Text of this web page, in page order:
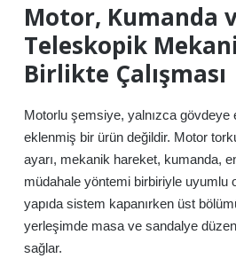
Motor, Kumanda
Teleskopik
Birlikte Çalışması
Motorlu şemsiye, yalnızca gövdeye
eklenmiş bir ürün değildir. Motor
ayarı, mekanik hareket, kumanda,
müdahale yöntemi birbiriyle uyumlu
yapıda sistem kapanırken üst
yerleşimde masa ve sandalye
sağlar.